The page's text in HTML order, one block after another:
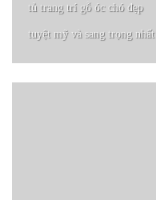
tủ trang trí gỗ óc chó đẹp
tuyệt mỹ và sang trọng nhất